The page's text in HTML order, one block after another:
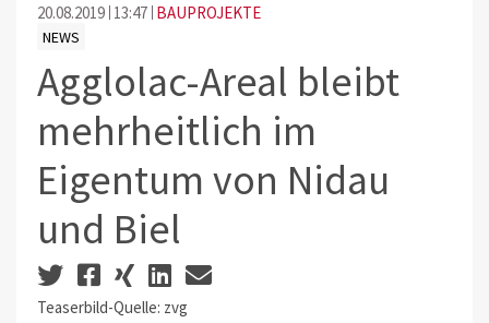
20.08.2019 13:47 BAUPROJEKTE
NEWS
Agglolac-Areal bleibt
mehrheitlich im
Eigentum von Nidau
und Biel
Teaserbild-Quelle: zvg